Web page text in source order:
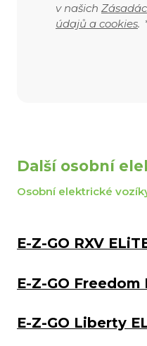
v našich
údajů a cookies.
Další osobní
Osobní elektrické
E-Z-GO RXV
E-Z-GO Freedom
E-Z-GO Liberty